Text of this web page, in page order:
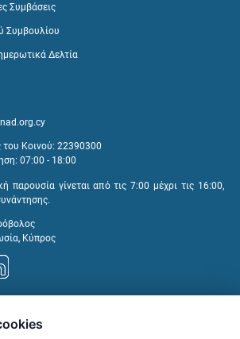
Συμβάσεις
Συμβουλίου
Δελτία
του Κοινού: 22390300
07:00 - 18:00
παρουσία γίνεται από τις 7:00 μέχρι τις 16:00,
Κύπρος